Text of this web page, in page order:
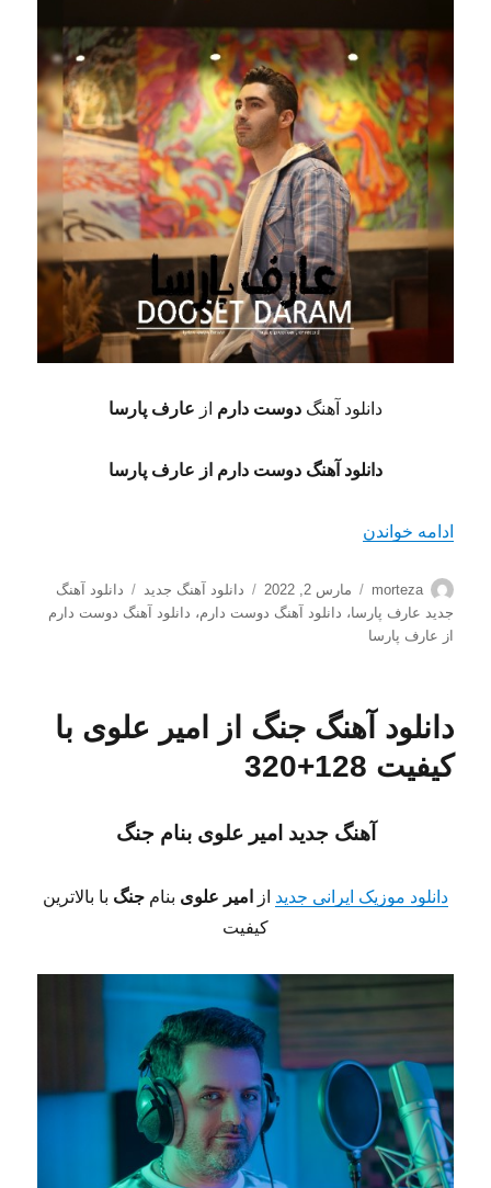
دانلود آهنگ دوست دارم از عارف پارسا
دانلود آهنگ دوست دارم از عارف پارسا
ادامه خواندن
نویسنده
morteza
ارسال
شده
مارس 2, 2022 دسته‌ها
دانلود آهنگ جدید برچسب‌ها
دانلود آهنگ
جدید عارف پارسا، دانلود آهنگ دوست دارم، دانلود آهنگ دوست دارم
از عارف پارسا
دانلود آهنگ جنگ از امیر علوی با
کیفیت 128+320
آهنگ جدید امیر علویبنام جنگ
دانلود موزیک ایرانی جدید از امیر علوی بنام جنگ با بالاترین
کیفیت